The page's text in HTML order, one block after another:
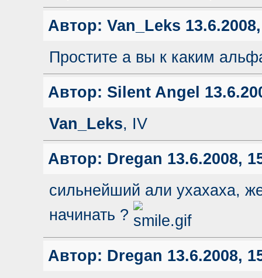
Автор: Van_Leks
Простите а вы к каким
Автор: Silent Angel
Van_Leks, IV
Автор: Dregan 13.6.2008,
сильнейший али ухахаха,
начинать ?
Автор: Dregan 13.6.2008,